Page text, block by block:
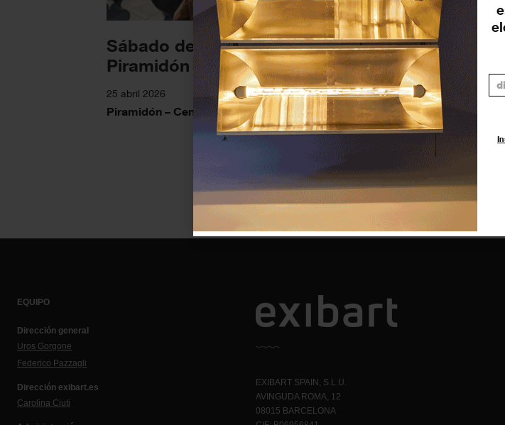
Sábado de vermut en
Piramidón
25 abril 2026
Piramidón – Centre d’Art Contemporani
EQUIPO
Dirección general
Uros Gorgone
Federico Pazzagli
Dirección exibart.es
Carolina Ciuti
EXIBART SPAIN, S.L.U.
AVINGUDA ROMA, 12
08015 BARCELONA